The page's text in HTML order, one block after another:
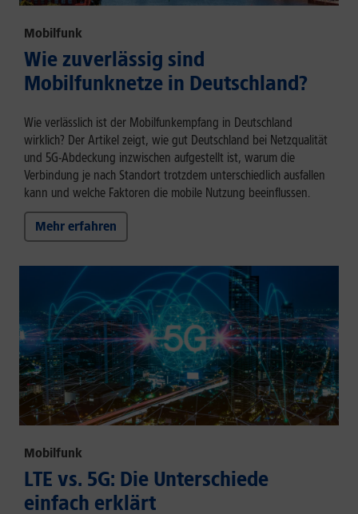
Mobilfunk
Wie zuverlässig sind
Mobilfunknetze in Deutschland?
Wie verlässlich ist der Mobilfunkempfang in Deutschland
wirklich? Der Artikel zeigt, wie gut Deutschland bei Netzqualität
und 5G-Abdeckung inzwischen aufgestellt ist, warum die
Verbindung je nach Standort trotzdem unterschiedlich ausfallen
kann und welche Faktoren die mobile Nutzung beeinflussen.
Mehr erfahren
Mobilfunk
LTE vs. 5G: Die Unterschiede
einfach erklärt